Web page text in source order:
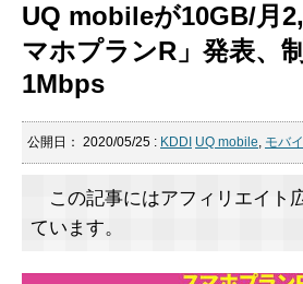
UQ mobileが10GB/月
マホプランR」発表、
1Mbps
公開日： 2020/05/25 : KDDI UQ mobile, モバ
この記事にはアフィリエイト
ています。